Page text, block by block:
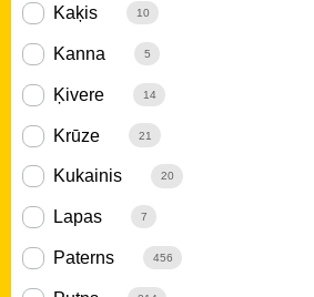
Kaķis 10
Kanna 5
Ķivere 14
Krūze 21
Kukainis 20
Lapas 7
Paterns 456